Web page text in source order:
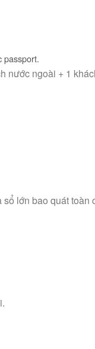
passport.
nước ngoài + 1
lớn bao quát toàn